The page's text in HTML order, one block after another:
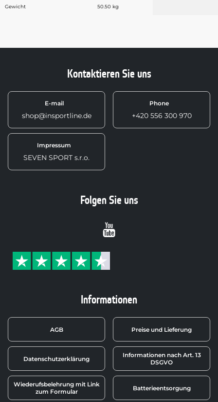
Gewicht 50.50 kg
Kontaktieren Sie uns
E-mail
shop@insportline.de
Phone
+420 556 300 970
Impressum
SEVEN SPORT s.r.o.
Informationen
AGB Preise und Lieferung
Datenschutzerklärung
Informationen nach Art. 13
DSGVO
Wiederufsbelehrung mit Link
zum Formular
Batterieentsorgung
Folgen Sie uns
Youtube